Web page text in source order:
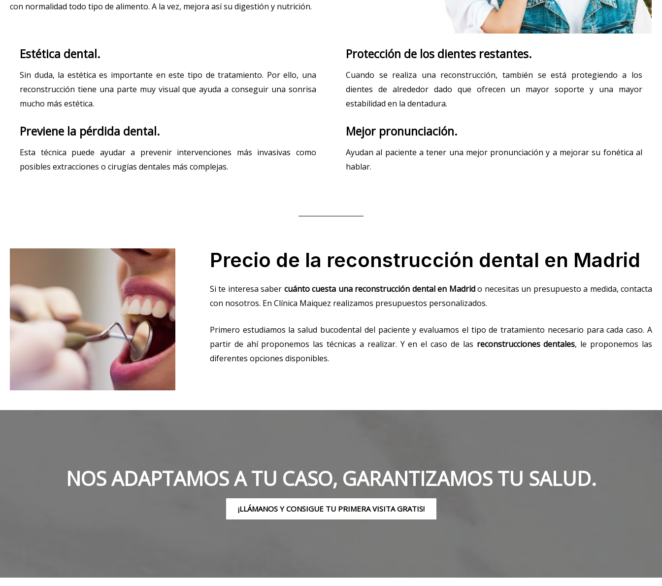
con normalidad todo tipo de alimento. A la vez, mejora así su digestión y nutrición.
Estética dental.
Sin duda, la estética es importante en este tipo de tratamiento. Por ello, una
reconstrucción tiene una parte muy visual que ayuda a conseguir una sonrisa
mucho más estética.
Previene la pérdida dental.
Esta técnica puede ayudar a prevenir intervenciones más invasivas como
posibles extracciones o cirugías dentales más complejas.
Protección de los dientes restantes.
Cuando se realiza una reconstrucción, también se está protegiendo a los
dientes de alrededor dado que ofrecen un mayor soporte y una mayor
estabilidad en la dentadura.
Mejor pronunciación.
Ayudan al paciente a tener una mejor pronunciación y a mejorar su fonética al
hablar.
Precio de la reconstrucción dental en Madrid
Si te interesa saber cuánto cuesta una reconstrucción dental en Madrido necesitas un presupuesto a medida, contacta
con nosotros. En Clínica Maiquez realizamos presupuestos personalizados.
Primero estudiamos la salud bucodental del paciente y evaluamos el tipo de tratamiento necesario para cada caso. A
partir de ahí proponemos las técnicas a realizar. Y en el caso de las reconstrucciones dentales, le proponemos las
diferentes opciones disponibles.
NOS ADAPTAMOS A TU CASO, GARANTIZAMOS TU SALUD.
¡LLÁMANOS Y CONSIGUE TU PRIMERA VISITA GRATIS!